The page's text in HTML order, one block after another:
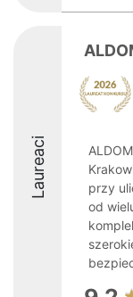
Laureaci
przy
od